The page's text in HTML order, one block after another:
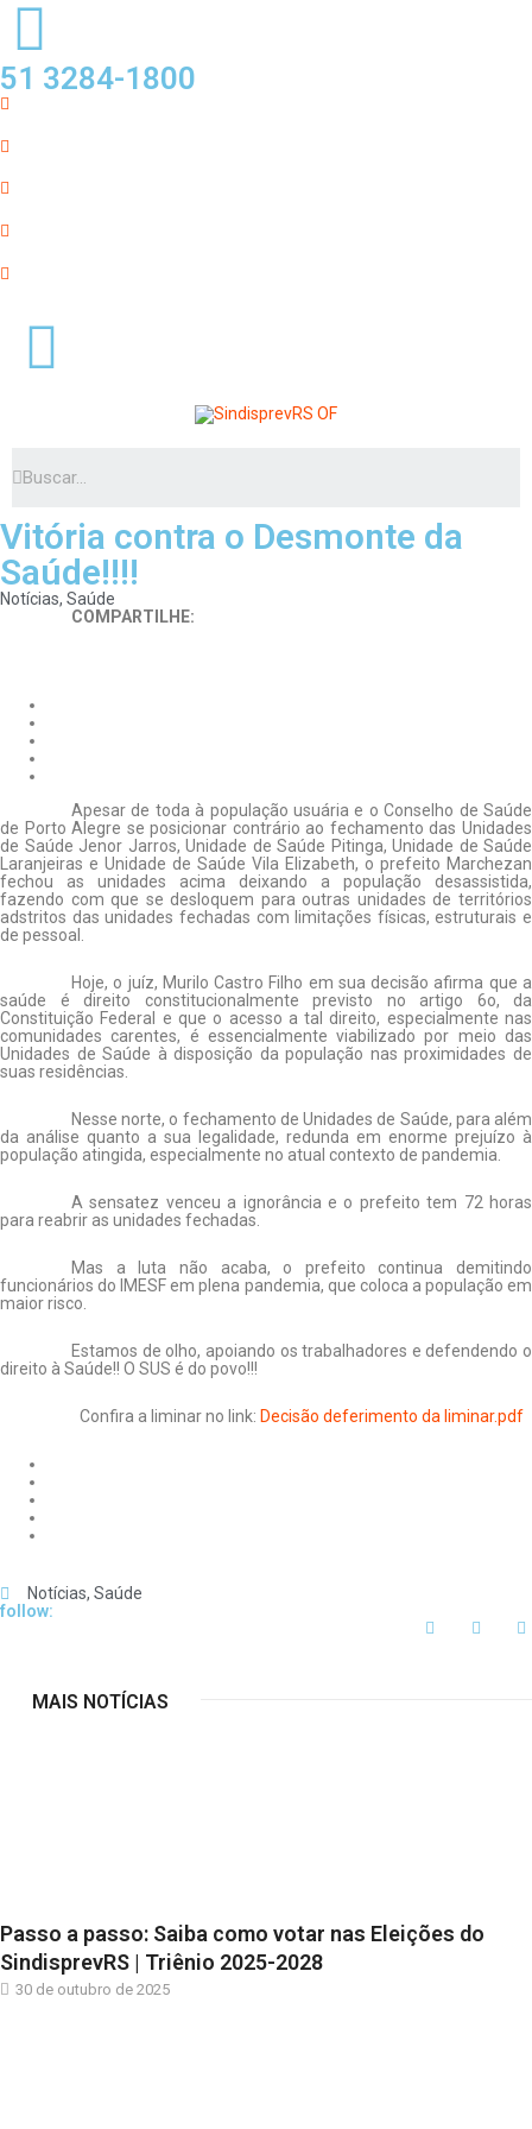
51 3284-1800
Vitória contra o Desmonte da
Saúde!!!!
Notícias, Saúde
COMPARTILHE:
Apesar de toda à população usuária e o Conselho de Saúde
de Porto Alegre se posicionar contrário ao fechamento das Unidades
de Saúde Jenor Jarros, Unidade de Saúde Pitinga, Unidade de Saúde
Laranjeiras e Unidade de Saúde Vila Elizabeth, o prefeito Marchezan
fechou as unidades acima deixando a população desassistida,
fazendo com que se desloquem para outras unidades de territórios
adstritos das unidades fechadas com limitações físicas, estruturais e
de pessoal.
Hoje, o juíz, Murilo Castro Filho em sua decisão afirma que a
saúde é direito constitucionalmente previsto no artigo 6o, da
Constituição Federal e que o acesso a tal direito, especialmente nas
comunidades carentes, é essencialmente viabilizado por meio das
Unidades de Saúde à disposição da população nas proximidades de
suas residências.
Nesse norte, o fechamento de Unidades de Saúde, para além
da análise quanto a sua legalidade, redunda em enorme prejuízo à
população atingida, especialmente no atual contexto de pandemia.
A sensatez venceu a ignorância e o prefeito tem 72 horas
para reabrir as unidades fechadas.
Mas a luta não acaba, o prefeito continua demitindo
funcionários do IMESF em plena pandemia, que coloca a população em
maior risco.
Estamos de olho, apoiando os trabalhadores e defendendo o
direito à Saúde!! O SUS é do povo!!!
Confira a liminar no link: Decisão deferimento da liminar.pdf
Notícias, Saúde
follow:
MAIS NOTÍCIAS
Passo a passo: Saiba como votar nas Eleições do
SindisprevRS | Triênio 2025-2028
30 de outubro de 2025